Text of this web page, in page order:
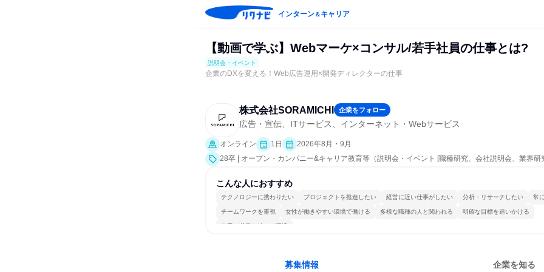
インターン＆キャリア
【動画で学ぶ】Webマーケ×コンサル/若手社員の仕事とは?
説明会・イベント
企業のDXを変える！Web広告運用×開発ディレクターの仕事
株式会社SORAMICHI 企業をフォロー
広告・宣伝、ITサービス、インターネット・Webサービス
オンライン 1日
2026年8月・9月
28卒 | オープン・カンパニー&キャリア教育等（説明会・イベント [職種研究、会社説明会、業界研
こんな人におすすめ
テクノロジーに携わりたい プロジェクトを推進したい 経営に近い仕事がしたい 分析・リサーチしたい 常
チームワークを重視 女性が働きやすい環境で働ける 多様な職種の人と関われる 明確な目標を追いかける
若手が裁量を持てる環境
募集情報 企業を知る